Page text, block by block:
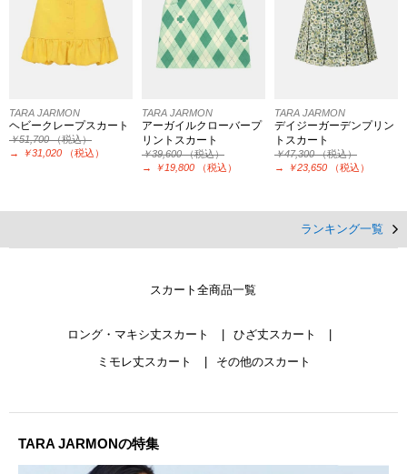
TARA JARMON
ヘビークレープスカート
￥51,700（税込）
→
￥31,020 （税込）
TARA JARMON
アーガイルクローバープ
リントスカート
￥39,600（税込）
→
￥19,800 （税込）
TARA JARMON
デイジーガーデンプリン
トスカート
￥47,300（税込）
→
￥23,650 （税込）
ランキング一覧
スカート全商品一覧
ロング・マキシ丈スカート
ひざ丈スカート
ミモレ丈スカート
その他のスカート
TARA JARMONの特集